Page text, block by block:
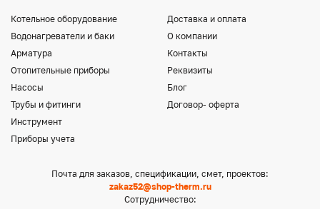
Котельное оборудование
Водонагреватели и баки
Арматура
Отопительные приборы
Насосы
Трубы и фитинги
Инструмент
Приборы учета
Доставка и оплата
О компании
Контакты
Реквизиты
Блог
Договор- оферта
Почта для заказов, спецификации, смет, проектов:
zakaz52@shop-therm.ru
Сотрудничество: